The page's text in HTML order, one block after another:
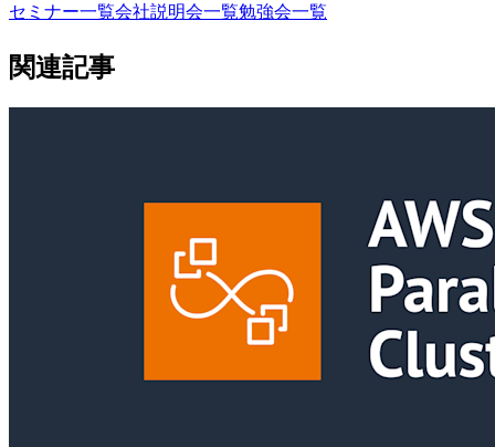
セミナー一覧会社説明会一覧勉強会一覧
関連記事